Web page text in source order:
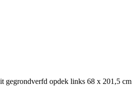
gegrondverfd opdek links 68 x 201,5 cm